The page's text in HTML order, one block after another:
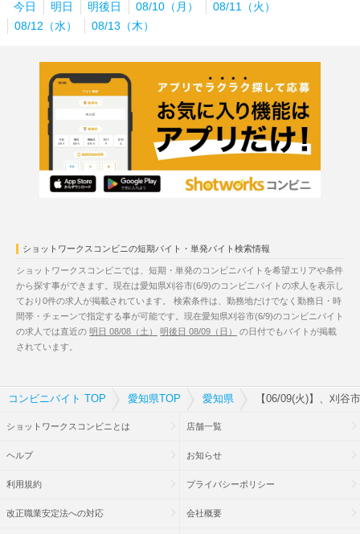
今日 明日 明後日 08/10（月）
08/11（火）
08/12（水）
08/13（木）
ショットワークスコンビニの短期バイト・単発バイト検索情報
ショットワークスコンビニでは、短期・単発のコンビニバイトを希望エリアや条件
から探す事ができます。現在は愛知県刈谷市(6/9)のコンビニバイトの求人を表示し
ており0件の求人が掲載されています。 検索条件は、勤務地だけでなく勤務日・時
間帯・チェーンで指定する事が可能です。現在愛知県刈谷市(6/9)のコンビニバイト
の求人では直近の 明日 08/08（土） 明後日 08/09（日）
の日付でもバイトが掲載
されています。
コンビニバイト TOP 愛知県TOP 愛知県 【06/09(火)】、刈谷
ショットワークスコンビニとは 店舗一覧
ヘルプ お知らせ
利用規約 プライバシーポリシー
改正職業安定法への対応 会社概要